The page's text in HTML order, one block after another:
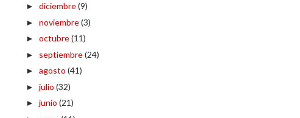
► diciembre(9)
► noviembre(3)
► octubre(11)
► septiembre(24)
► agosto (41)
► julio (32)
► junio (21)